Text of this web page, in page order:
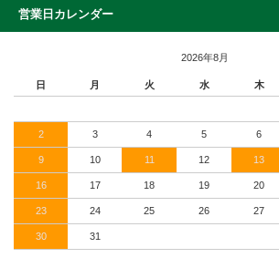
営業日カレンダー
2026年8月
日 月 火 水 木
2 3 4 5 6
9 10 11 12 13
16 17 18 19 20
23 24 25 26 27
30 31